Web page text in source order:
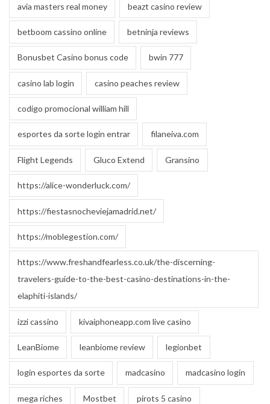
avia masters real money beazt casino review
betboom cassino online betninja reviews
Bonusbet Casino bonus code bwin 777
casino lab login casino peaches review
codigo promocional william hill
esportes da sorte login entrar filaneiva.com
Flight Legends Gluco Extend Gransino
https://alice-wonderluck.com/
https://fiestasnocheviejamadrid.net/
https://moblegestion.com/
https://www.freshandfearless.co.uk/the-discerning-
travelers-guide-to-the-best-casino-destinations-in-the-
elaphiti-islands/
izzi cassino kivaiphoneapp.com live casino
LeanBiome leanbiome review legionbet
login esportes da sorte madcasino madcasino login
mega riches Mostbet pirots 5 casino